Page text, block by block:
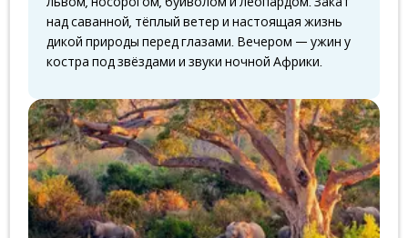
над саванной, тёплый ветер и настоящая жизнь
дикой природы перед глазами. Вечером — ужин у
костра под звёздами и звуки ночной Африки.